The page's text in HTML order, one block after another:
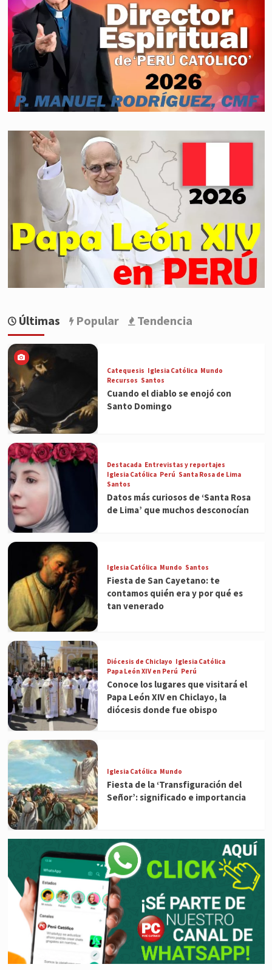
Últimas Popular Tendencia
Catequesis Iglesia Católica Mundo
Recursos Santos
Cuando el diablo se enojó con
Santo Domingo
Destacada Entrevistas y reportajes
Iglesia Católica Perú Santa Rosa de Lima
Santos
Datos más curiosos de ‘Santa Rosa
de Lima’ que muchos desconocían
Iglesia Católica Mundo Santos
Fiesta de San Cayetano: te
contamos quién era y por qué es
tan venerado
Diócesis de Chiclayo Iglesia Católica
Papa León XIV en Perú Perú
Conoce los lugares que visitará el
Papa León XIV en Chiclayo, la
diócesis donde fue obispo
Iglesia Católica Mundo
Fiesta de la ‘Transfiguración del
Señor’: significado e importancia